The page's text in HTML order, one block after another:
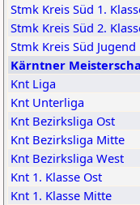
Stmk Kreis Süd 1.
Stmk Kreis Süd 2.
Stmk Kreis Süd Jugend
Kärntner
Knt Liga
Knt Unterliga
Knt Bezirksliga Ost
Knt Bezirksliga Mitte
Knt Bezirksliga West
Knt 1. Klasse Ost
Knt 1. Klasse Mitte